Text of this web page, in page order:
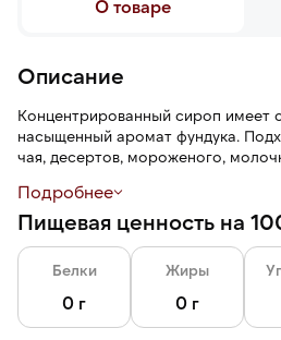
О товаре
Описание
Концентрированный сироп имеет
насыщенный аромат фундука.
чая, десертов, мороженого,
В прочной пластиковой бутылке,
хранении.
Подробнее
Пищевая ценность на
Белки
0 г
Жиры
0 г